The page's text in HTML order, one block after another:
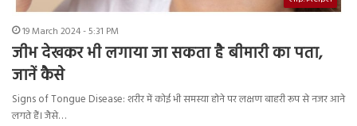
19 March 2024 - 5:31 PM
जीभ देखकर भी लगाया जा सकता है बीमारी का पता,
जानें कैसे
Signs of Tongue Disease: शरीर में कोई भी समस्या होने पर लक्षण बाहरी रूप से नजर आने
लगते हैं। जैसे…